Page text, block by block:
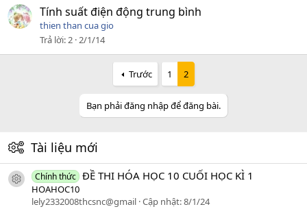
Tính suất điện động trung bình
thien than cua gio
Trả lời 2 2/1/14
Trước 1 2
Bạn phải đăng nhập để đăng bài.
Tài liệu mới
icon tài liệu
Chính thức ĐỀ THI HÓA HỌC 10 CUỐI HỌC KÌ 1
HOAHOC10
lely2332008thcsnc@gmail Cập nhật:8/1/24